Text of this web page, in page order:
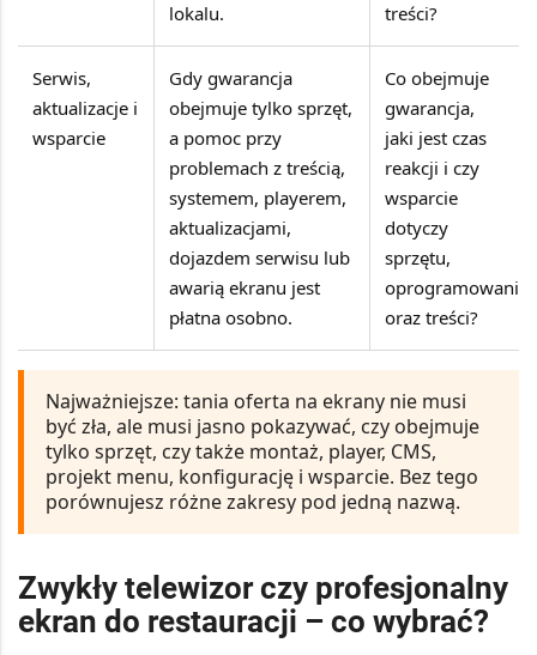
lokalu.
treści?
Serwis,
aktualizacje i
wsparcie
Gdy gwarancja
obejmuje tylko sprzęt,
a pomoc przy
problemach z treścią,
systemem, playerem,
aktualizacjami,
dojazdem serwisu lub
awarią ekranu jest
płatna osobno.
Co obejmuje
gwarancja,
jaki jest czas
reakcji i czy
wsparcie
dotyczy
sprzętu,
oprogramowania
oraz treści?
Najważniejsze: tania oferta na ekrany nie musi
być zła, ale musi jasno pokazywać, czy obejmuje
tylko sprzęt, czy także montaż, player, CMS,
projekt menu, konfigurację i wsparcie. Bez tego
porównujesz różne zakresy pod jedną nazwą.
Zwykły telewizor czy profesjonalny
ekran do restauracji – co wybrać?